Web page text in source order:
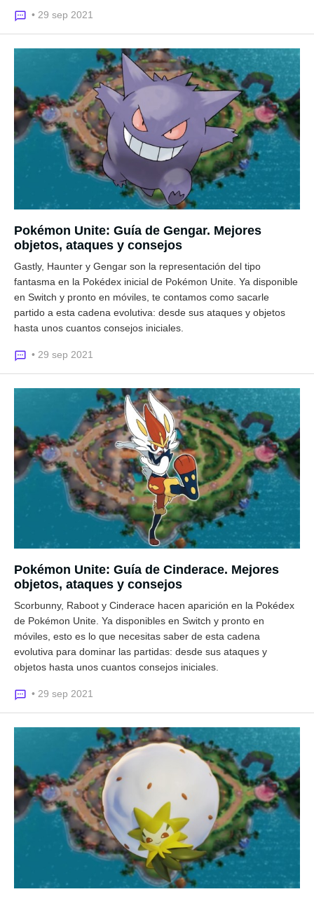
• 29 sep 2021
Pokémon Unite: Guía de Gengar. Mejores
objetos, ataques y consejos
Gastly, Haunter y Gengar son la representación del tipo
fantasma en la Pokédex inicial de Pokémon Unite. Ya disponible
en Switch y pronto en móviles, te contamos como sacarle
partido a esta cadena evolutiva: desde sus ataques y objetos
hasta unos cuantos consejos iniciales.
• 29 sep 2021
Pokémon Unite: Guía de Cinderace. Mejores
objetos, ataques y consejos
Scorbunny, Raboot y Cinderace hacen aparición en la Pokédex
de Pokémon Unite. Ya disponibles en Switch y pronto en
móviles, esto es lo que necesitas saber de esta cadena
evolutiva para dominar las partidas: desde sus ataques y
objetos hasta unos cuantos consejos iniciales.
• 29 sep 2021